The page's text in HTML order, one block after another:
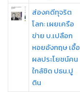
ส่องคดีทุจริต
โลก: เผยเครือ
ข่าย บ.เปลือก
หอยอังกฤษ เอื้อ
ผลประโยชน์คน
ใกล้ชิด ปธน.ปู
ติน